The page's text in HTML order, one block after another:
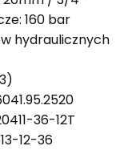
160 bar
hydraulicznych
36-12T
12-36